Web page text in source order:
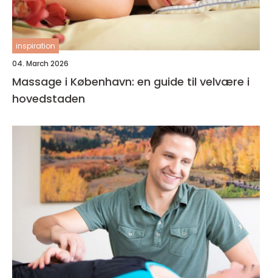
inspiration
04. March 2026
Massage i København: en guide til velvære i
hovedstaden